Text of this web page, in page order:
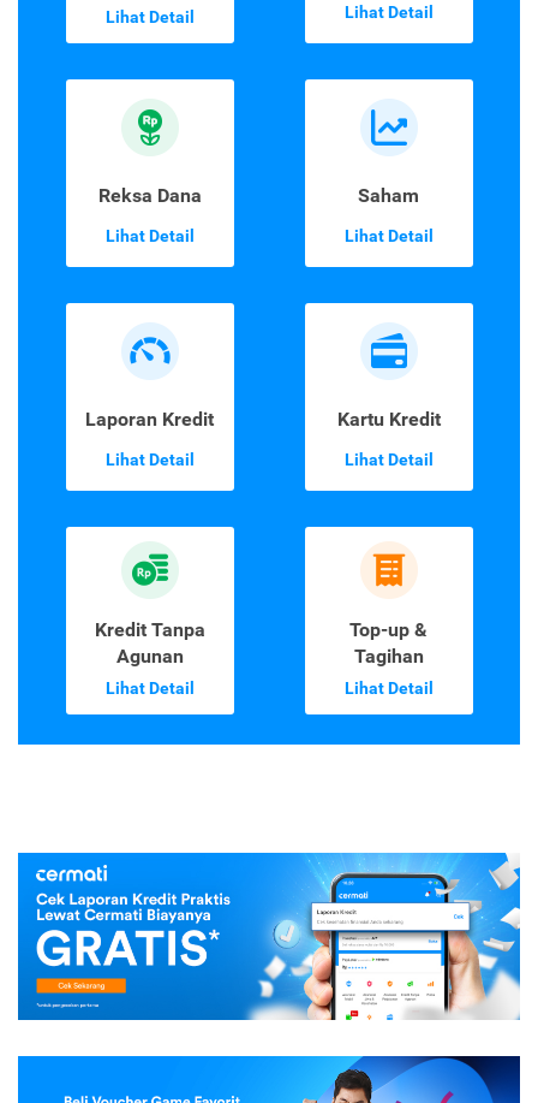
Lihat Detail Lihat Detail
Reksa Dana
Lihat Detail
Saham
Lihat Detail
Laporan Kredit
Lihat Detail
Kartu Kredit
Lihat Detail
Kredit Tanpa
Agunan
Lihat Detail
Top-up &
Tagihan
Lihat Detail